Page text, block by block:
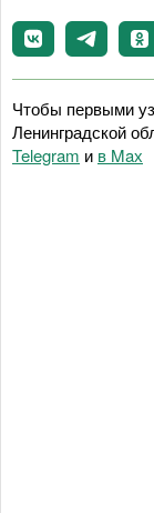
Чтобы первыми
Ленинградской
Telegram и в Maх